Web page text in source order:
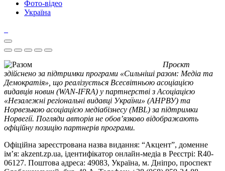
Фото-відео
Україна
Проєкт
здійснено за підтримки програми «Сильніші разом: Медіа та
Демократія», що реалізується Всесвітньою асоціацією
видавців новин (WAN-IFRA) у партнерстві з Асоціацією
«Незалежні регіональні видавці України» (АНРВУ) та
Норвезькою асоціацією медіабізнесу (MBL) за підтримки
Норвегії. Погляди авторів не обов’язково відображають
офіційну позицію партнерів програми.
Офіційна зареєстрована назва видання: “Акцент”, доменне
ім’я: akzent.zp.ua, ідентифікатор онлайн-медіа в Реєстрі: R40-
06127. Поштова адреса: 49083, Україна, м. Дніпро, проспект